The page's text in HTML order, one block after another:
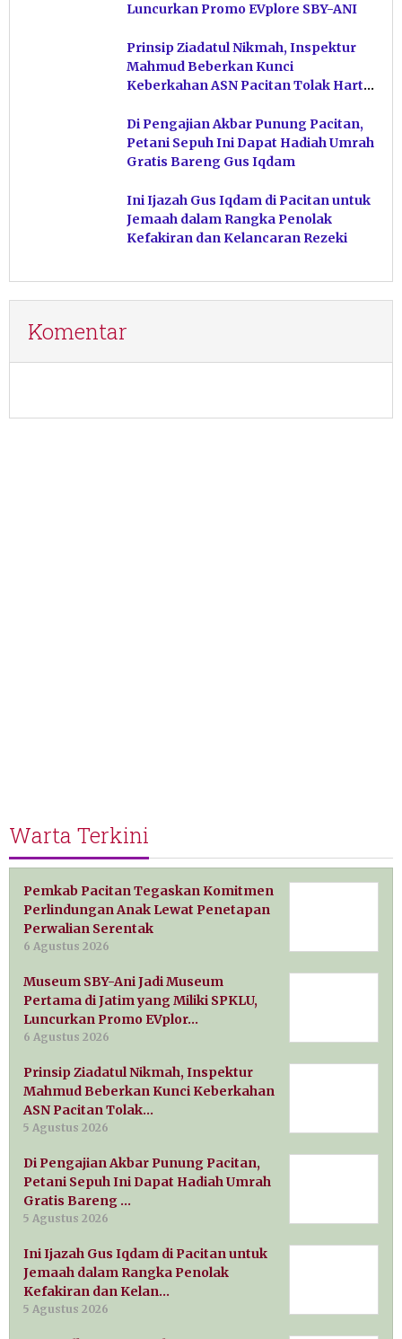
Luncurkan Promo EVplore SBY-ANI
Prinsip Ziadatul Nikmah, Inspektur
Mahmud Beberkan Kunci
Keberkahan ASN Pacitan Tolak Harta
Di Pengajian Akbar Punung Pacitan,
Petani Sepuh Ini Dapat Hadiah Umrah
Gratis Bareng Gus Iqdam
Ini Ijazah Gus Iqdam di Pacitan untuk
Jemaah dalam Rangka Penolak
Kefakiran dan Kelancaran Rezeki
Komentar
Warta Terkini
Pemkab Pacitan Tegaskan Komitmen
Perlindungan Anak Lewat Penetapan
Perwalian Serentak
6 Agustus 2026
Museum SBY-Ani Jadi Museum
Pertama di Jatim yang Miliki SPKLU,
Luncurkan Promo EVplor…
6 Agustus 2026
Prinsip Ziadatul Nikmah, Inspektur
Mahmud Beberkan Kunci Keberkahan
ASN Pacitan Tolak…
5 Agustus 2026
Di Pengajian Akbar Punung Pacitan,
Petani Sepuh Ini Dapat Hadiah Umrah
Gratis Bareng …
5 Agustus 2026
Ini Ijazah Gus Iqdam di Pacitan untuk
Jemaah dalam Rangka Penolak
Kefakiran dan Kelan…
5 Agustus 2026